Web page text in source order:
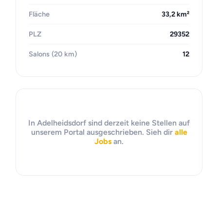
Fläche 33,2 km²
PLZ 29352
Salons (20 km) 12
In Adelheidsdorf sind derzeit keine Stellen auf
unserem Portal ausgeschrieben. Sieh dir alle
Jobs an.